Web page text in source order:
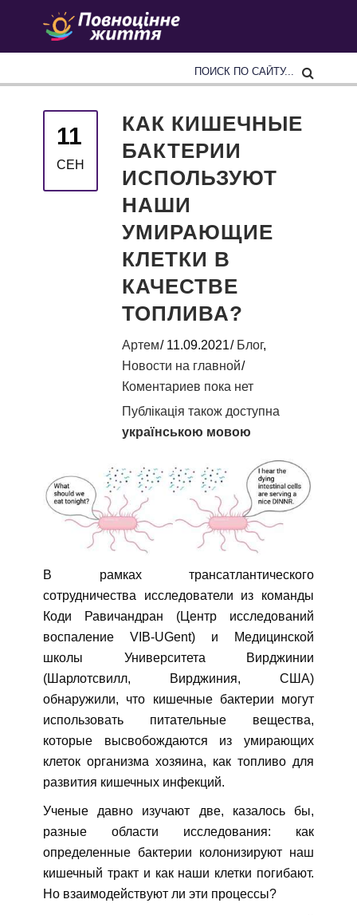
11
СЕН
КАК КИШЕЧНЫЕ
БАКТЕРИИ
ИСПОЛЬЗУЮТ
НАШИ
УМИРАЮЩИЕ
КЛЕТКИ В
КАЧЕСТВЕ
ТОПЛИВА?
Артем 11.09.2021 Блог,
Новости на главной
Коментариев пока нет
Публікація також доступна
українською мовою
В рамках трансатлантического
сотрудничества исследователи из команды
Коди Равичандран (Центр исследований
воспаление VIB-UGent) и Медицинской
школы Университета Вирджинии
(Шарлотсвилл, Вирджиния, США)
обнаружили, что кишечные бактерии могут
использовать питательные вещества,
которые высвобождаются из умирающих
клеток организма хозяина, как топливо для
развития кишечных инфекций.
Ученые давно изучают две, казалось бы,
разные области исследования: как
определенные бактерии колонизируют наш
кишечный тракт и как наши клетки погибают.
Но взаимодействуют ли эти процессы?